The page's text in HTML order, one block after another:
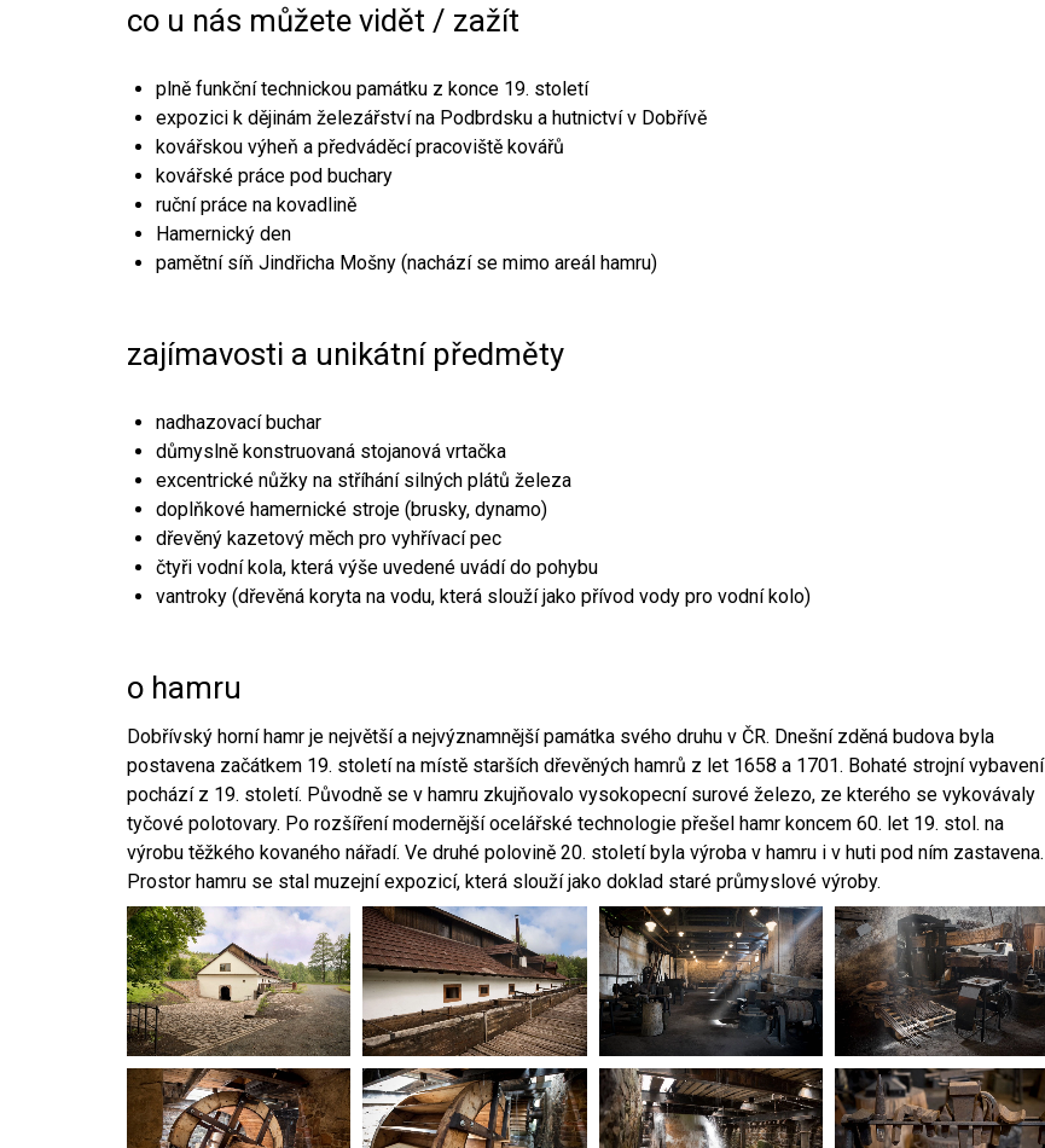
co u nás můžete vidět / zažít
plně funkční technickou památku z konce 19. století
expozici k dějinám železářství na Podbrdsku a hutnictví v Dobřívě
kovářskou výheň a předváděcí pracoviště kovářů
kovářské práce pod buchary
ruční práce na kovadlině
Hamernický den
pamětní síň Jindřicha Mošny (nachází se mimo areál hamru)
zajímavosti a unikátní předměty
nadhazovací buchar
důmyslně konstruovaná stojanová vrtačka
excentrické nůžky na stříhání silných plátů železa
doplňkové hamernické stroje (brusky, dynamo)
dřevěný kazetový měch pro vyhřívací pec
čtyři vodní kola, která výše uvedené uvádí do pohybu
vantroky (dřevěná koryta na vodu, která slouží jako přívod vody pro vodní kolo)
o hamru
Dobřívský horní hamr je největší a nejvýznamnější památka svého druhu v ČR. Dnešní zděná budova byla
postavena začátkem 19. století na místě starších dřevěných hamrů z let 1658 a 1701. Bohaté strojní vybavení
pochází z 19. století. Původně se v hamru zkujňovalo vysokopecní surové železo, ze kterého se vykovávaly
tyčové polotovary. Po rozšíření modernější ocelářské technologie přešel hamr koncem 60. let 19. stol. na
výrobu těžkého kovaného nářadí. Ve druhé polovině 20. století byla výroba v hamru i v huti pod ním zastavena.
Prostor hamru se stal muzejní expozicí, která slouží jako doklad staré průmyslové výroby.